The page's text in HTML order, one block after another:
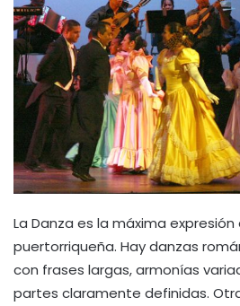
La Danza es la máxima
puertorriqueña. Hay danzas
con frases largas, armonías
partes claramente definidas.